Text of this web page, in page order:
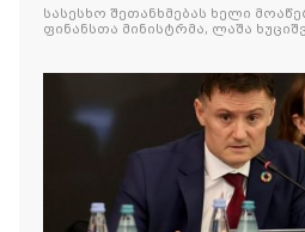
განვითარების ბანკს შორის
სასესხო შეთანხმებას ხელი
ფინანსთა მინისტრმა, ლაშა